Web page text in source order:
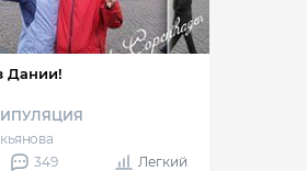
Дании!
349 Легкий